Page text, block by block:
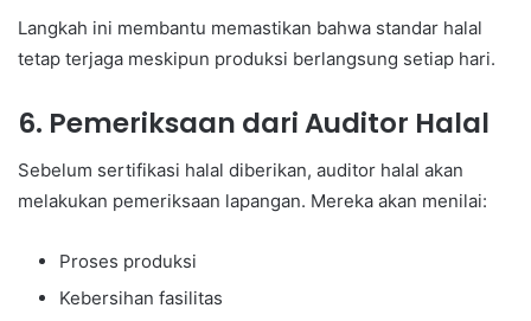
Langkah ini membantu memastikan bahwa standar halal
tetap terjaga meskipun produksi berlangsung setiap hari.
6. Pemeriksaan dari Auditor Halal
Sebelum sertifikasi halal diberikan, auditor halal akan
melakukan pemeriksaan lapangan. Mereka akan menilai:
Proses produksi
Kebersihan fasilitas